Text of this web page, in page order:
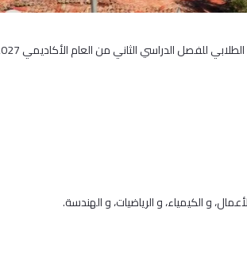
للفصل الدراسي الثاني من العام الأكاديمي 2026/2027 مع
و الكيمياء، و الرياضيات، و الهندسة.